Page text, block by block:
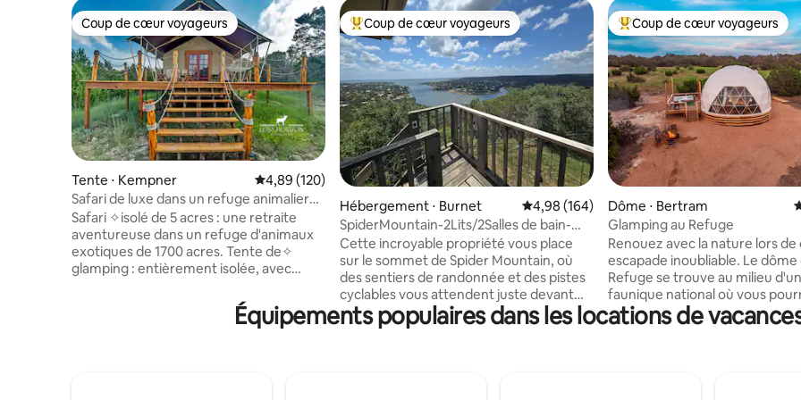
Coup de cœur voyageurs
Coup de cœur voyageurs
Tente ⋅ Kempner Évaluation moyenne sur la base de 120 commentaires : 4,89 sur 5
4,89 (120)
Safari de luxe dans un refuge animalier
avec climatisation et rivière
Safari ✧isolé de 5 acres : une retraite
aventureuse dans un refuge d'animaux
exotiques de 1700 acres. Tente de✧
glamping : entièrement isolée, avec
confort toute l'année. Accès à la✧ rivière
à seulement 3,5 miles de la tente :
Coups de cœur voyageurs les plus appréciés
Coup de cœur voyageurs
Hébergement ⋅ Burnet Évaluation moyenne sur la base de 164
4,98 (164)
SpiderMountain-2Lits/2Salles de bain-
Jacuzzi-Salle de jeux.
Cette incroyable propriété vous place
sur le sommet de Spider Mountain, où
des sentiers de randonnée et des pistes
cyclables vous attendent juste devant
votre porte et les vues du lac Buchanan
entourent. Les fenêtres du salon du sol
Coups de cœur voyageurs les
Coup de cœur voyageurs
Dôme ⋅ Bertram
Glamping au Refuge
Renouez avec la nature lors
escapade inoubliable. Le dôme
Refuge se trouve au milieu
faunique national où vous
profiter de la nature à son
endroit merveilleux pour se
niveau. Par une nuit claire, vous
Équipements populaires dans les locations de